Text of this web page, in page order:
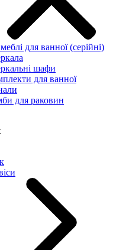
для ванної (серійні)
шафи
для ванної
для раковин